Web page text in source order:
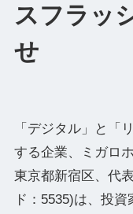
スフラッ
せ
「デジタル」と「
する企業、ミガロ
東京都新宿区、代
ド：5535)は、投